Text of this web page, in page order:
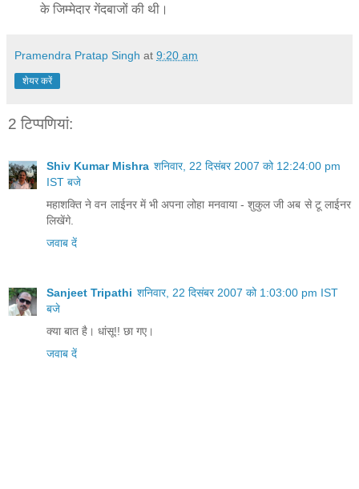
के जिम्मेदार गेंदबाजों की थी।
Pramendra Pratap Singh at 9:20 am
शेयर करें
2 टिप्‍पणियां:
Shiv Kumar Mishra शनिवार, 22 दिसंबर 2007 को 12:24:00 pm
IST बजे
महाशक्ति ने वन लाईनर में भी अपना लोहा मनवाया - शुकुल जी अब से टू लाईनर
लिखेंगे.
जवाब दें
Sanjeet Tripathi शनिवार, 22 दिसंबर 2007 को 1:03:00 pm IST
बजे
क्या बात है। धांसू!! छा गए।
जवाब दें